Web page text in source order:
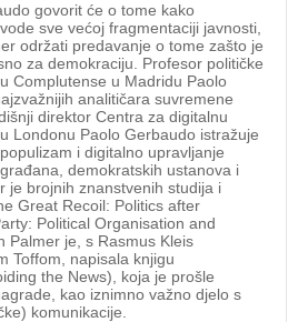
govorit će o tome kako
sve većoj fragmentaciji javnosti,
održati predavanje o tome zašto je
za demokraciju. Profesor političke
Complutense u Madridu Paolo
analitičara suvremene
direktor Centra za digitalnu
Londonu Paolo Gerbaudo istražuje
i digitalno upravljanje
demokratskih ustanova i
je brojnih znanstvenih studija i
Great Recoil: Politics after
Political Organisation and
Palmer je, s Rasmus Kleis
Toffom, napisala knjigu
the News), koja je prošle
kao iznimno važno djelo s
komunikacije.